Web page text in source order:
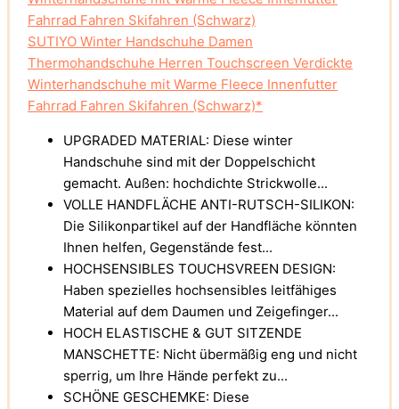
SUTIYO Winter Handschuhe Damen
Thermohandschuhe Herren Touchscreen Verdickte
Winterhandschuhe mit Warme Fleece Innenfutter
Fahrrad Fahren Skifahren (Schwarz)*
UPGRADED MATERIAL: Diese winter
Handschuhe sind mit der Doppelschicht
gemacht. Außen: hochdichte Strickwolle...
VOLLE HANDFLÄCHE ANTI-RUTSCH-SILIKON:
Die Silikonpartikel auf der Handfläche könnten
Ihnen helfen, Gegenstände fest...
HOCHSENSIBLES TOUCHSVREEN DESIGN:
Haben spezielles hochsensibles leitfähiges
Material auf dem Daumen und Zeigefinger...
HOCH ELASTISCHE & GUT SITZENDE
MANSCHETTE: Nicht übermäßig eng und nicht
sperrig, um Ihre Hände perfekt zu...
SCHÖNE GESCHEMKE: Diese